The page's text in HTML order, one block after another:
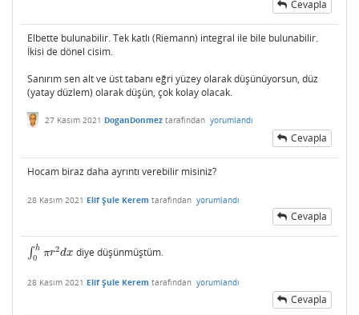
Cevapla
Elbette bulunabilir. Tek katlı (Riemann) integral ile bile bulunabilir.
İkisi de dönel cisim.
Sanırım sen alt ve üst tabanı eğri yüzey olarak düşünüyorsun, düz
(yatay düzlem) olarak düşün, çok kolay olacak.
27 Kasım 2021 DoganDonmez tarafından yorumlandı
Cevapla
Hocam biraz daha ayrıntı verebilir misiniz?
28 Kasım 2021 Elif Şule Kerem tarafından yorumlandı
Cevapla
∫ h
0 πr2dx
∫0h πr2dx diye düşünmüştüm.
28 Kasım 2021 Elif Şule Kerem tarafından yorumlandı
Cevapla